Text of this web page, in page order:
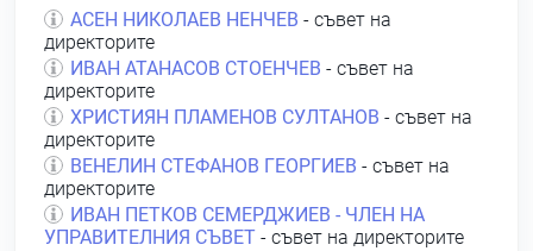
АСЕН НИКОЛАЕВ НЕНЧЕВ - съвет на
директорите
ИВАН АТАНАСОВ СТОЕНЧЕВ - съвет на
директорите
ХРИСТИЯН ПЛАМЕНОВ СУЛТАНОВ - съвет на
директорите
ВЕНЕЛИН СТЕФАНОВ ГЕОРГИЕВ - съвет на
директорите
ИВАН ПЕТКОВ СЕМЕРДЖИЕВ - ЧЛЕН НА
УПРАВИТЕЛНИЯ СЪВЕТ - съвет на директорите